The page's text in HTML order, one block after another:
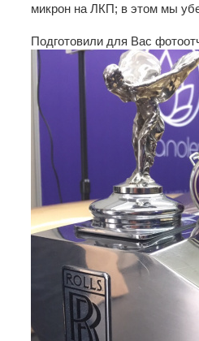
микрон на ЛКП; в этом мы
Подготовили для Вас